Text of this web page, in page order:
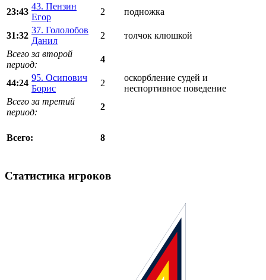
23:43
43. Пензин
Егор
2 подножка
31:32
37. Гололобов
Данил
2
толчок клюшкой
Всего за второй
период:
4
44:24
95. Осипович
Борис
2
оскорбление судей и
неспортивное поведение
Всего за третий
период:
2
Всего: 8
Статистика игроков